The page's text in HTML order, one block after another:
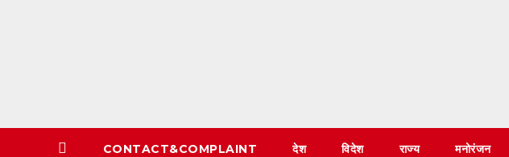
CONTACT&COMPLAINT देश विदेश राज्य मनोरंजन